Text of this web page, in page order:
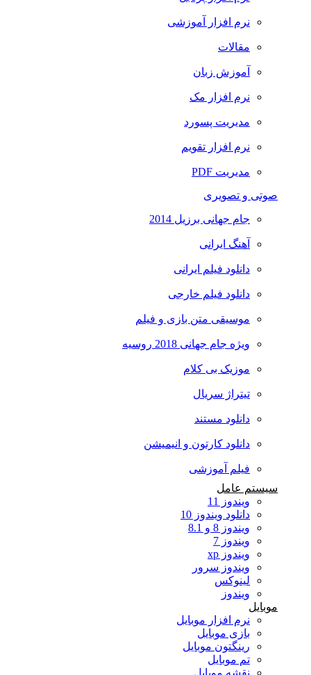
نرم افزار آموزشی
مقالات
آموزش زبان
نرم افزار مک
مدیریت پسورد
نرم افزار تقویم
مدیریت PDF
صوتی و تصویری
جام جهانی برزیل 2014
آهنگ ایرانی
دانلود فیلم ایرانی
دانلود فیلم خارجی
موسیقی متن بازی و فیلم
ویژه جام جهانی 2018 روسیه
موزیک بی کلام
تیتراژ سریال
دانلود مستند
دانلود کارتون و انیمیشن
فیلم آموزشی
سیستم عامل
ویندوز 11
دانلود ویندوز 10
ویندوز 8 و 8.1
ویندوز 7
ویندوز xp
ویندوز سرور
لینوکس
ویندوز
موبایل
نرم افزار موبایل
بازی موبایل
رینگتون موبایل
تم موبایل
نقشه موبایل